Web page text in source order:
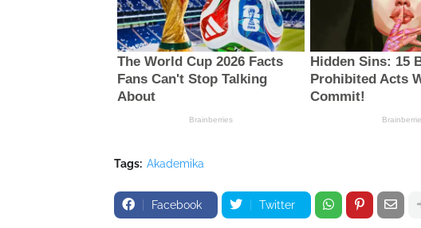
Tags: Akademika
Facebook Twitter